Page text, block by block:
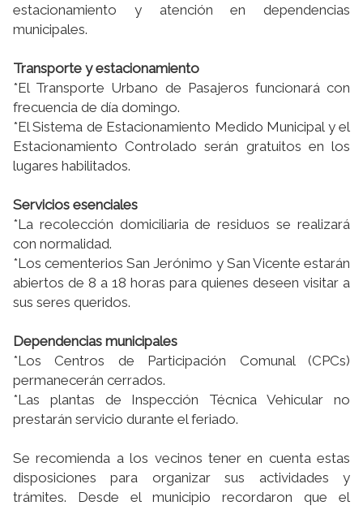
estacionamiento y atención en dependencias
municipales.
Transporte y estacionamiento
*El Transporte Urbano de Pasajeros funcionará con
frecuencia de día domingo.
*El Sistema de Estacionamiento Medido Municipal y el
Estacionamiento Controlado serán gratuitos en los
lugares habilitados.
Servicios esenciales
*La recolección domiciliaria de residuos se realizará
con normalidad.
*Los cementerios San Jerónimo y San Vicente estarán
abiertos de 8 a 18 horas para quienes deseen visitar a
sus seres queridos.
Dependencias municipales
*Los Centros de Participación Comunal (CPCs)
permanecerán cerrados.
*Las plantas de Inspección Técnica Vehicular no
prestarán servicio durante el feriado.
Se recomienda a los vecinos tener en cuenta estas
disposiciones para organizar sus actividades y
trámites. Desde el municipio recordaron que el